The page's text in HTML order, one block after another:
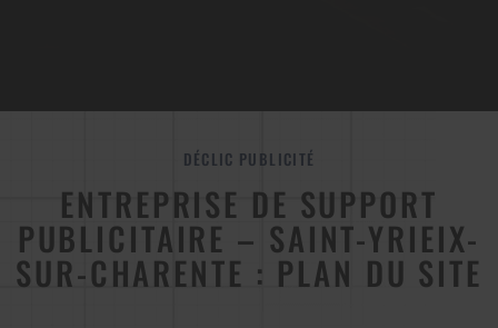
ENTREPRISE DE SUPPORT
PUBLICITAIRE – SAINT-YRIEIX-
SUR-CHARENTE : PLAN DU SITE